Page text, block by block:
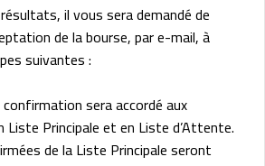
il vous sera demandé de
de la bourse, par e-mail, à
suivantes :
confirmation sera accordé aux
Liste Principale et en Liste d’Attente.
de la Liste Principale seront